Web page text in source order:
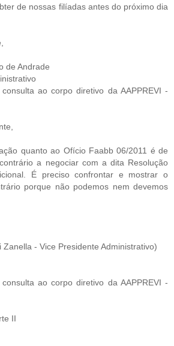
de nossas filíadas antes do próximo dia
de Andrade
consulta ao corpo diretivo da AAPPREVI -
quanto ao Ofício Faabb 06/2011 é de
a negociar com a dita Resolução
É preciso confrontar e mostrar o
porque não podemos nem devemos
Zanella - Vice Presidente Administrativo)
consulta ao corpo diretivo da AAPPREVI -
II